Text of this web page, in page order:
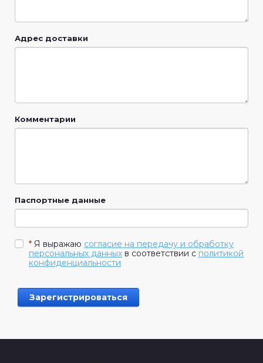
Адрес доставки
Комментарии
Паспортные данные
*Я выражаю согласие на передачу и обработку
персональных данныхв соответствии с политикой
конфиденциальности